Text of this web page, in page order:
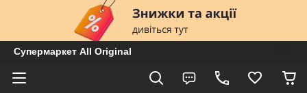
Супермаркет All Original